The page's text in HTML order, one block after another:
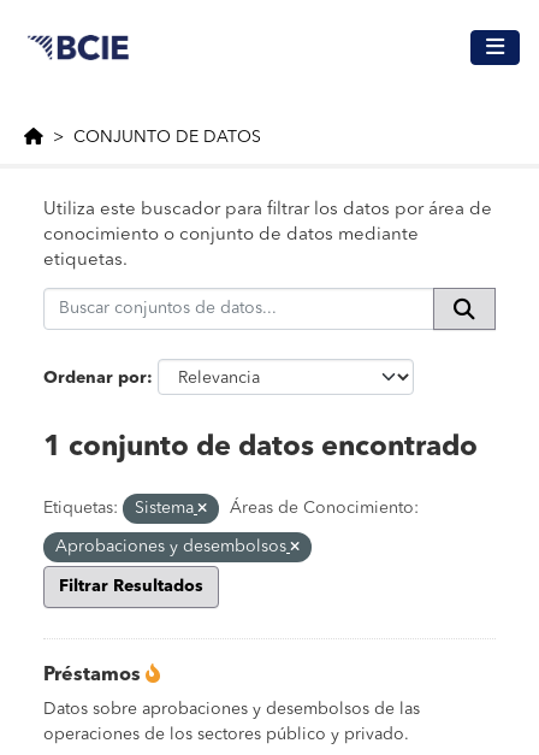
CONJUNTO DE DATOS
Utiliza este buscador para filtrar los datos por área de
conocimiento o conjunto de datos mediante
etiquetas.
Ordenar por
1 conjunto de datos encontrado
Etiquetas: Sistema Áreas de Conocimiento:
Aprobaciones y desembolsos
Filtrar Resultados
Préstamos
Datos sobre aprobaciones y desembolsos de las
operaciones de los sectores público y privado.